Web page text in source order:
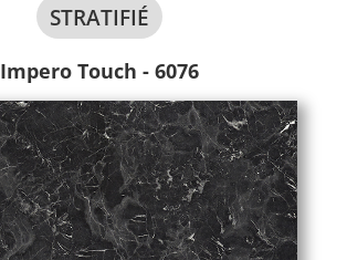
STRATIFIÉ
Impero Touch - 6076